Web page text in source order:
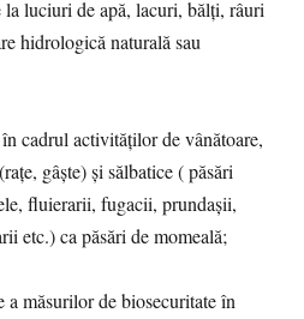
luciuri de apă, lacuri, bălți, râuri
hidrologică naturală sau
cadrul activităților de vânătoare,
gâște) și sălbatice ( păsări
fluierarii, fugacii, prundașii,
etc.) ca păsări de momeală;
a măsurilor de biosecuritate în